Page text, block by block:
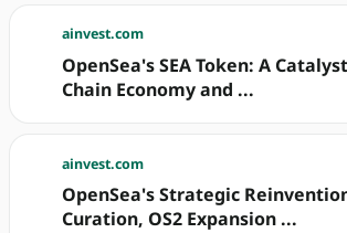
ainvest.com
OpenSea's SEA Token: A
Chain Economy and ...
ainvest.com
OpenSea's Strategic
Curation, OS2 Expansion ...